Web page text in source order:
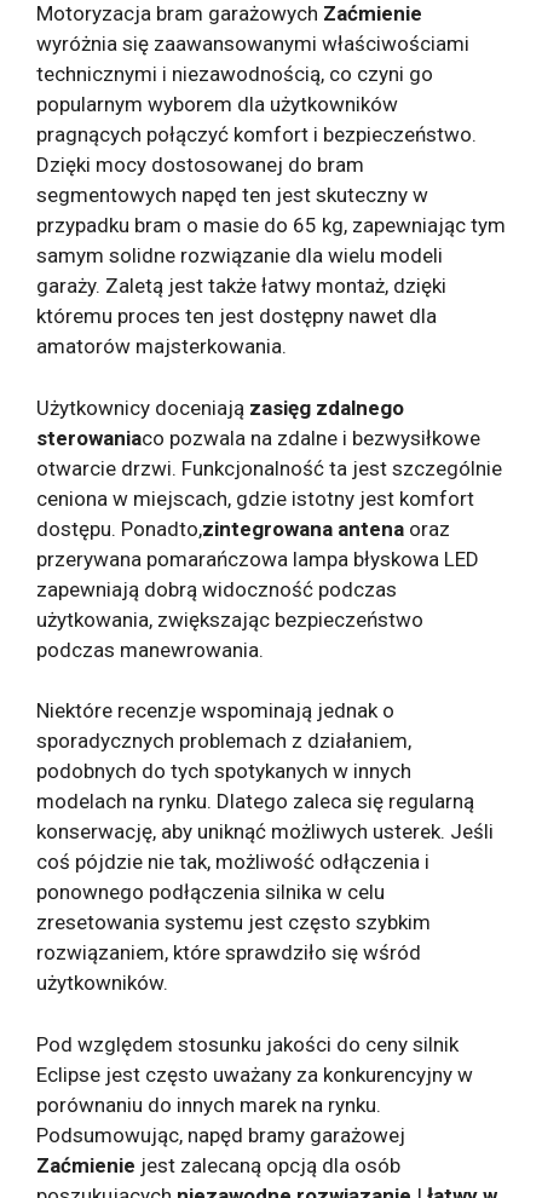
Motoryzacja bram garażowych Zaćmienie
wyróżnia się zaawansowanymi właściwościami
technicznymi i niezawodnością, co czyni go
popularnym wyborem dla użytkowników
pragnących połączyć komfort i bezpieczeństwo.
Dzięki mocy dostosowanej do bram
segmentowych napęd ten jest skuteczny w
przypadku bram o masie do 65 kg, zapewniając tym
samym solidne rozwiązanie dla wielu modeli
garaży. Zaletą jest także łatwy montaż, dzięki
któremu proces ten jest dostępny nawet dla
amatorów majsterkowania.
Użytkownicy doceniają zasięg zdalnego
sterowaniaco pozwala na zdalne i bezwysiłkowe
otwarcie drzwi. Funkcjonalność ta jest szczególnie
ceniona w miejscach, gdzie istotny jest komfort
dostępu. Ponadto,zintegrowana antena oraz
przerywana pomarańczowa lampa błyskowa LED
zapewniają dobrą widoczność podczas
użytkowania, zwiększając bezpieczeństwo
podczas manewrowania.
Niektóre recenzje wspominają jednak o
sporadycznych problemach z działaniem,
podobnych do tych spotykanych w innych
modelach na rynku. Dlatego zaleca się regularną
konserwację, aby uniknąć możliwych usterek. Jeśli
coś pójdzie nie tak, możliwość odłączenia i
ponownego podłączenia silnika w celu
zresetowania systemu jest często szybkim
rozwiązaniem, które sprawdziło się wśród
użytkowników.
Pod względem stosunku jakości do ceny silnik
Eclipse jest często uważany za konkurencyjny w
porównaniu do innych marek na rynku.
Podsumowując, napęd bramy garażowej
Zaćmienie jest zalecaną opcją dla osób